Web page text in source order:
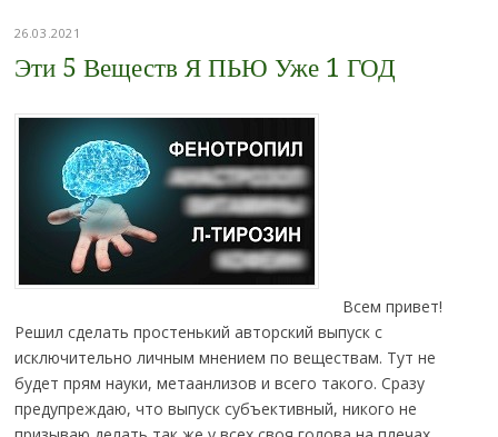
26.03.2021
Эти 5 Веществ Я ПЬЮ Уже 1 ГОД
Всем привет!
Решил сделать простенький авторский выпуск с
исключительно личным мнением по веществам. Тут не
будет прям науки, метаанлизов и всего такого. Сразу
предупреждаю, что выпуск субъективный, никого не